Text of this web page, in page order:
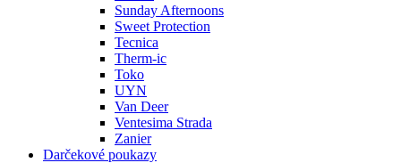
Sunday Afternoons
Sweet Protection
Tecnica
Therm-ic
Toko
UYN
Van Deer
Ventesima Strada
Zanier
Darčekové poukazy